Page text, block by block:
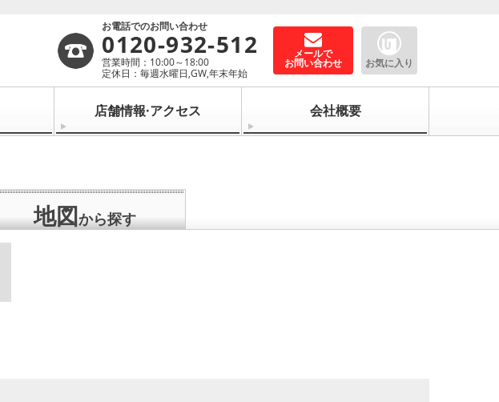
お電話でのお問い合わせ
0120-932-512
営業時間：10:00～18:00
定休日：毎週水曜日,GW,年末年始
メールで
お問い合わせ お気に入り
店舗情報·アクセス 会社概要
地図から探す